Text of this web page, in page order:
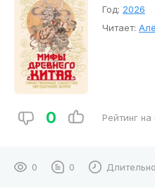
Год: 2026
Читает:
0 Рейтинг
0 0